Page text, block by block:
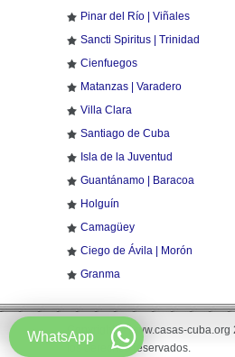
Pinar del Río | Viñales
Sancti Spiritus | Trinidad
Cienfuegos
Matanzas | Varadero
Villa Clara
Santiago de Cuba
Isla de la Juventud
Guantánamo | Baracoa
Holguín
Camagüey
Ciego de Ávila | Morón
Granma
Copyright © www.casas-
los derechos reservados.
WhatsApp